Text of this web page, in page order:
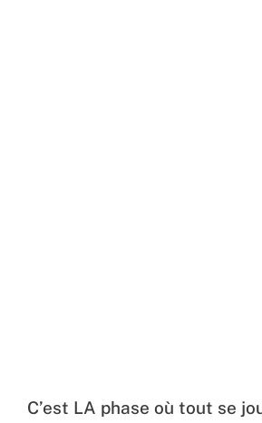
C’est LA phase où tout se